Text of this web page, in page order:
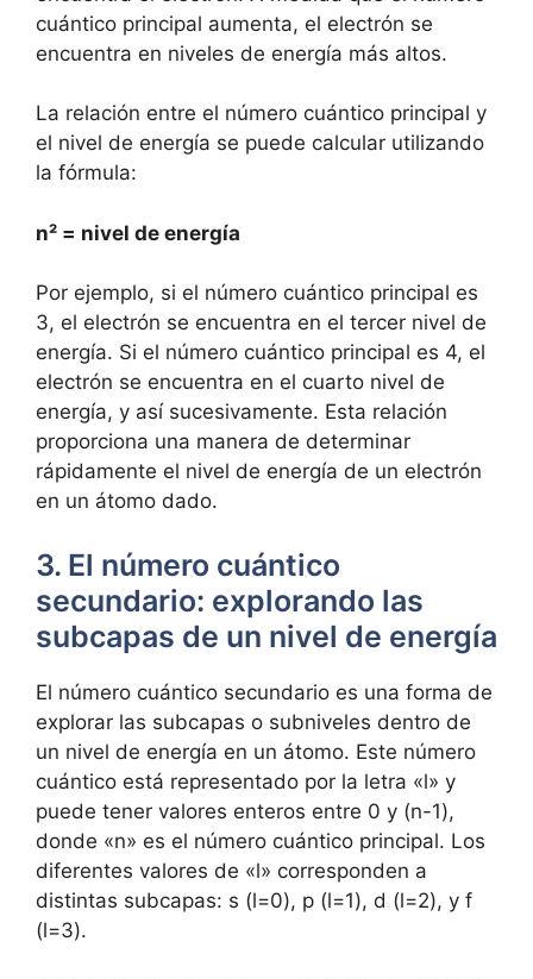
cuántico principal aumenta, el electrón se
encuentra en niveles de energía más altos.
La relación entre el número cuántico principal y
el nivel de energía se puede calcular utilizando
la fórmula:
n² = nivel de energía
Por ejemplo, si el número cuántico principal es
3, el electrón se encuentra en el tercer nivel de
energía. Si el número cuántico principal es 4, el
electrón se encuentra en el cuarto nivel de
energía, y así sucesivamente. Esta relación
proporciona una manera de determinar
rápidamente el nivel de energía de un electrón
en un átomo dado.
3. El número cuántico
secundario: explorando las
subcapas de un nivel de energía
El número cuántico secundario es una forma de
explorar las subcapas o subniveles dentro de
un nivel de energía en un átomo. Este número
cuántico está representado por la letra «l» y
puede tener valores enteros entre 0 y (n-1),
donde «n» es el número cuántico principal. Los
diferentes valores de «l» corresponden a
distintas subcapas: s (l=0), p (l=1), d (l=2), y f
(l=3).